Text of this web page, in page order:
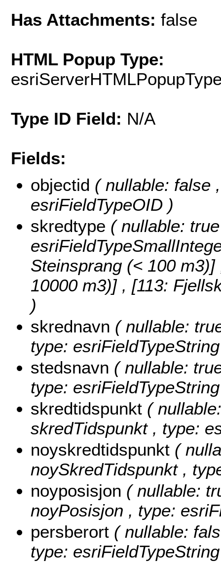
Has Attachments: false
HTML Popup Type:
Type ID Field: N/A
Fields:
objectid ( nullable: false
esriFieldTypeOID )
skredtype ( nullable:
Steinsprang (< 100
10000 m3)] , [113:
)
skrednavn ( nullable:
type:
stedsnavn ( nullable:
type:
skredtidspunkt (
skredTidspunkt , type:
noyskredtidspunkt (
noySkredTidspunkt ,
noyposisjon ( nullable:
noyPosisjon , type:
persberort ( nullable:
type: